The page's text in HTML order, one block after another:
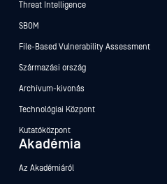
Threat Intelligence
SBOM
File-Based Vulnerability Assessment
Származási ország
Archívum-kivonás
Technológiai Központ
Kutatóközpont
Akadémia
Az Akadémiáról